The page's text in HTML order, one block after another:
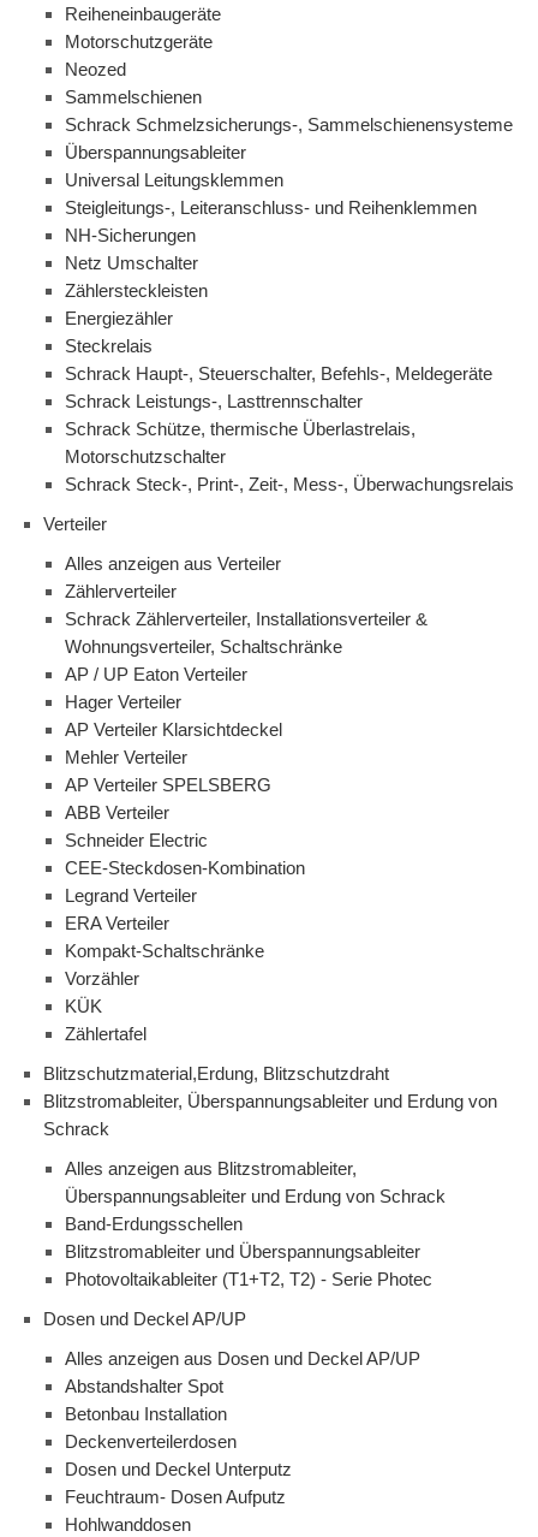
Reiheneinbaugeräte
Motorschutzgeräte
Neozed
Sammelschienen
Schrack Schmelzsicherungs-, Sammelschienensysteme
Überspannungsableiter
Universal Leitungsklemmen
Steigleitungs-, Leiteranschluss- und Reihenklemmen
NH-Sicherungen
Netz Umschalter
Zählersteckleisten
Energiezähler
Steckrelais
Schrack Haupt-, Steuerschalter, Befehls-, Meldegeräte
Schrack Leistungs-, Lasttrennschalter
Schrack Schütze, thermische Überlastrelais,
Motorschutzschalter
Schrack Steck-, Print-, Zeit-, Mess-, Überwachungsrelais
Verteiler
Alles anzeigen aus Verteiler
Zählerverteiler
Schrack Zählerverteiler, Installationsverteiler &
Wohnungsverteiler, Schaltschränke
AP / UP Eaton Verteiler
Hager Verteiler
AP Verteiler Klarsichtdeckel
Mehler Verteiler
AP Verteiler SPELSBERG
ABB Verteiler
Schneider Electric
CEE-Steckdosen-Kombination
Legrand Verteiler
ERA Verteiler
Kompakt-Schaltschränke
Vorzähler
KÜK
Zählertafel
Blitzschutzmaterial,Erdung, Blitzschutzdraht
Blitzstromableiter, Überspannungsableiter und Erdung von
Schrack
Alles anzeigen aus Blitzstromableiter,
Überspannungsableiter und Erdung von Schrack
Band-Erdungsschellen
Blitzstromableiter und Überspannungsableiter
Photovoltaikableiter (T1+T2, T2) - Serie Photec
Dosen und Deckel AP/UP
Alles anzeigen aus Dosen und Deckel AP/UP
Abstandshalter Spot
Betonbau Installation
Deckenverteilerdosen
Dosen und Deckel Unterputz
Feuchtraum- Dosen Aufputz
Hohlwanddosen